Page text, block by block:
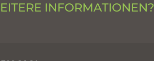
INFORMATIONEN?